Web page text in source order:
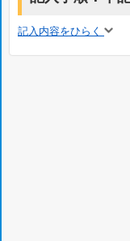
記入内容をひらく